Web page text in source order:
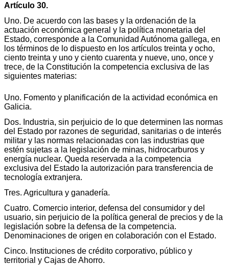
Artículo 30.
Uno. De acuerdo con las bases y la ordenación de la
actuación económica general y la política monetaria del
Estado, corresponde a la Comunidad Autónoma gallega, en
los términos de lo dispuesto en los artículos treinta y ocho,
ciento treinta y uno y ciento cuarenta y nueve, uno, once y
trece, de la Constitución la competencia exclusiva de las
siguientes materias:
Uno. Fomento y planificación de la actividad económica en
Galicia.
Dos. Industria, sin perjuicio de lo que determinen las normas
del Estado por razones de seguridad, sanitarias o de interés
militar y las normas relacionadas con las industrias que
estén sujetas a la legislación de minas, hidrocarburos y
energía nuclear. Queda reservada a la competencia
exclusiva del Estado la autorización para transferencia de
tecnología extranjera.
Tres. Agricultura y ganadería.
Cuatro. Comercio interior, defensa del consumidor y del
usuario, sin perjuicio de la política general de precios y de la
legislación sobre la defensa de la competencia.
Denominaciones de origen en colaboración con el Estado.
Cinco. Instituciones de crédito corporativo, público y
territorial y Cajas de Ahorro.